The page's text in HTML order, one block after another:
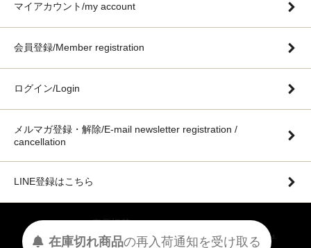
マイアカウント/my account
会員登録/Member registration
ログイン/Login
メルマガ登録・解除/E-mail newsletter registration /
cancellation
LINE登録はこちら
表示切替 :PC版に切り替える
©️2020 BONHEUR JAPAN OFFICIAL ONLINE STORE ALL Rights Reserved.
在庫切れ商品の再入荷通知を受け取る